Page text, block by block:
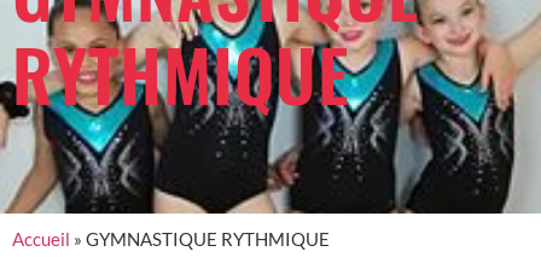
RYTHMIQUE
Accueil » GYMNASTIQUE RYTHMIQUE